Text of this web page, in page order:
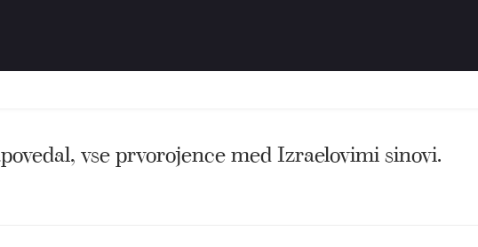
vse prvorojence med Izraelovimi sinovi.